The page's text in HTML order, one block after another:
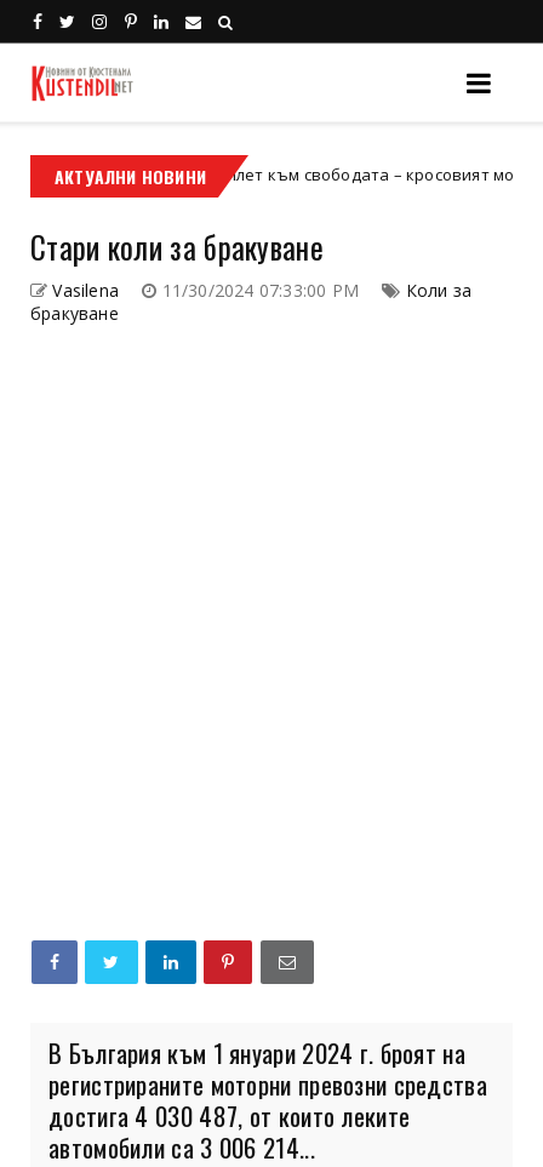
АКТУАЛНИ НОВИНИ
Кой е твоят билет към свободата – кросовият мотор или ATV?
Стари коли за бракуване
Vasilena 11/30/2024 07:33:00 PM
Коли за
бракуване
В България към 1 януари 2024 г. броят на
регистрираните моторни превозни средства
достига 4 030 487, от които леките
автомобили са 3 006 214...